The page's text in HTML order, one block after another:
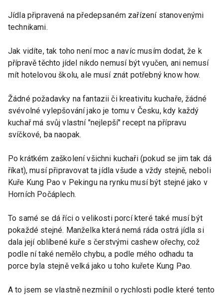
Jídla připravená na předepsaném zařízení stanovenými
technikami.
Jak vidíte, tak toho není moc a navíc musím dodat, že k
přípravě těchto jídel nikdo nemusí být vyučen, ani nemusí
mít hotelovou školu, ale musí znát potřebný know how.
Žádné požadavky na fantazii či kreativitu kuchaře, žádné
svévolné vylepšování jako je tomu v Česku, kdy každý
kuchař má svůj vlastní "nejlepší" recept na přípravu
svíčkové, ba naopak.
Po krátkém zaškolení všichni kuchaři (pokud se jim tak dá
říkat), musí připravovat ta jídla všude a vždy stejně, neboli
Kuře Kung Pao v Pekingu na rynku musí být stejné jako v
Horních Počáplech.
To samé se dá říci o velikosti porcí které také musí být
pokaždé stejné. Manželka která nemá ráda ostrá jídla si
dala její oblíbené kuře s čerstvými cashew ořechy, což
podle ní také nemělo chybu, a podle mého odhadu ta
porce byla stejně velká jako u toho kuřete Kung Pao.
A to jsem se vlastně nezmínil o rychlosti podle které tento